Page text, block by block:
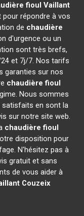
fioul Vaillant
pour répondre à vos
de chaudière
d'urgence ou un
sont très brefs,
et 7j/7. Nos tarifs
garanties sur nos
chaudière fioul
Nous sommes
en sont la
sur notre site web.
chaudière fioul
disposition pour
N'hésitez pas à
gratuit et sans
de vous aider à
Couzeix